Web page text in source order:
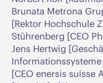
Brunata Metrona
[Rektor Hochschule
Stührenberg [CEO
Jens Hertwig
[CEO enersis suisse